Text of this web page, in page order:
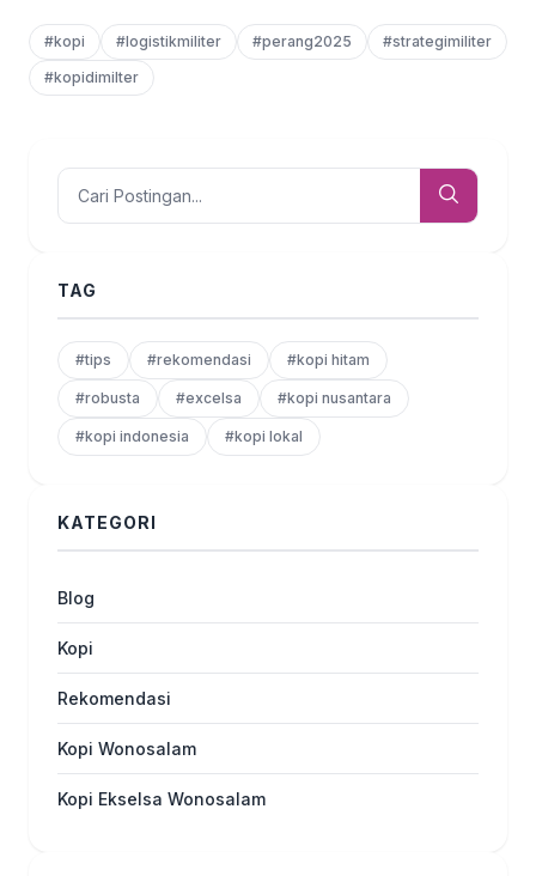
#kopi #logistikmiliter #perang2025
#strategimiliter
#kopidimilter
TAG
#tips #rekomendasi #kopi hitam
#robusta #excelsa #kopi nusantara
#kopi indonesia #kopi lokal
KATEGORI
Blog
Kopi
Rekomendasi
Kopi Wonosalam
Kopi Ekselsa Wonosalam